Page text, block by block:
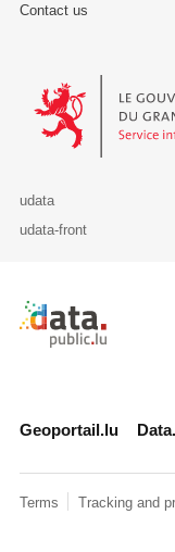
Contact us
Le Gouvernement
udata
udata-front
Retour à l'accueil
Geoportail.lu
Terms Tracking and